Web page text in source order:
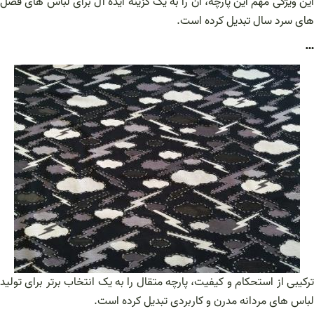
های سرد سال تبدیل کرده است.
…
ترکیبی از استحکام و کیفیت، پارچه متقال را به یک انتخاب برتر برای تولید
لباس‌ های مردانه مدرن و کاربردی تبدیل کرده است.